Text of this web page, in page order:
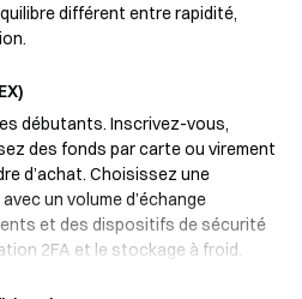
différent entre rapidité,
débutants. Inscrivez-vous,
des fonds par carte ou virement
d’achat. Choisissez une
un volume d’échange
et des dispositifs de sécurité
2FA et le stockage à froid.